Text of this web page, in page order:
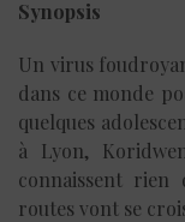
Synopsis
Un virus
dans ce monde
quelques
à Lyon,
connaissent rien
routes vont se